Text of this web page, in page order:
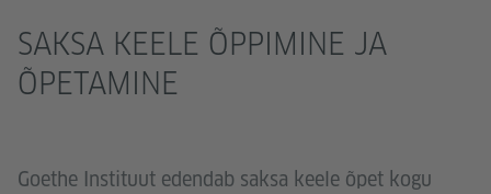
SAKSA KEELE ÕPPIMINE JA
ÕPETAMINE
Goethe Instituut edendab saksa keele õpet kogu